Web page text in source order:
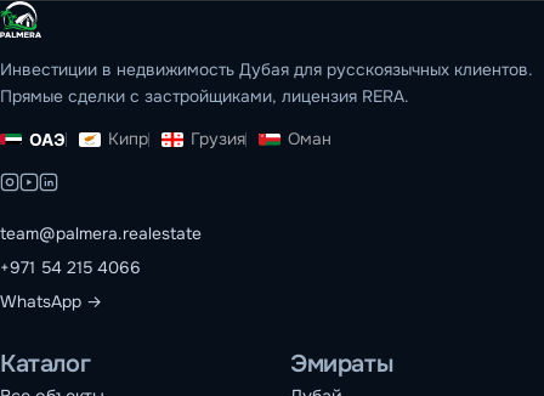
Инвестиции в недвижимость Дубая для русскоязычных клиентов.
Прямые сделки с застройщиками, лицензия RERA.
ОАЭ Кипр Грузия Оман
team@palmera.realestate
+971 54 215 4066
WhatsApp →
Каталог Эмираты